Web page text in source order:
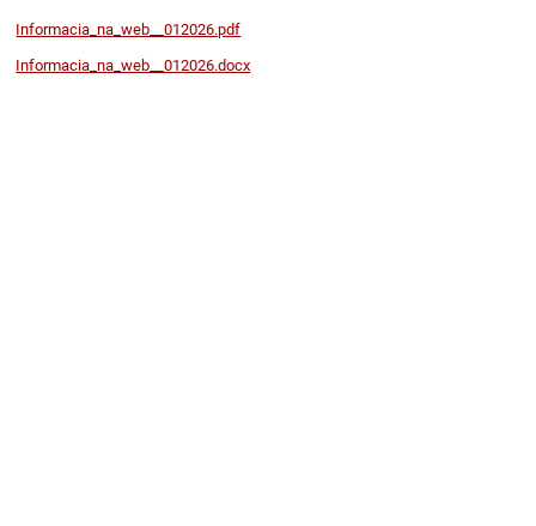
Informacia_na_web__012026.pdf
Informacia_na_web__012026.docx